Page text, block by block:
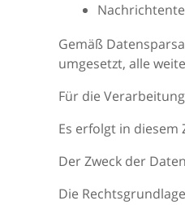
Gemäß
umgesetzt, alle
Für die
Es erfolgt in
Der Zweck der
Die